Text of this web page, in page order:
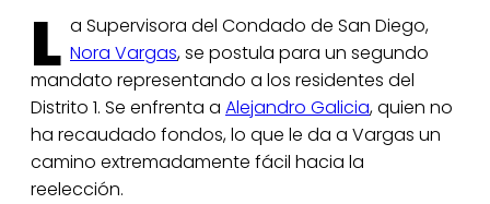
L a Supervisora del Condado de San Diego,
Nora Vargas, se postula para un segundo
mandato representando a los residentes del
Distrito 1. Se enfrenta a Alejandro Galicia, quien no
ha recaudado fondos, lo que le da a Vargas un
camino extremadamente fácil hacia la
reelección.